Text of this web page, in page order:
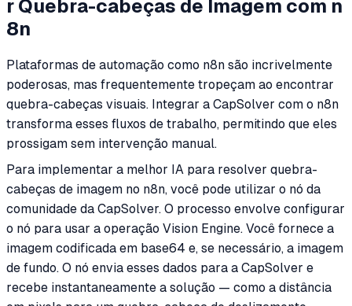
r Quebra-cabeças de Imagem com n
8n
Plataformas de automação como n8n são incrivelmente
poderosas, mas frequentemente tropeçam ao encontrar
quebra-cabeças visuais. Integrar a CapSolver com o n8n
transforma esses fluxos de trabalho, permitindo que eles
prossigam sem intervenção manual.
Para implementar a melhor IA para resolver quebra-
cabeças de imagem no n8n, você pode utilizar o nó da
comunidade da CapSolver. O processo envolve configurar
o nó para usar a operação Vision Engine. Você fornece a
imagem codificada em base64 e, se necessário, a imagem
de fundo. O nó envia esses dados para a CapSolver e
recebe instantaneamente a solução — como a distância